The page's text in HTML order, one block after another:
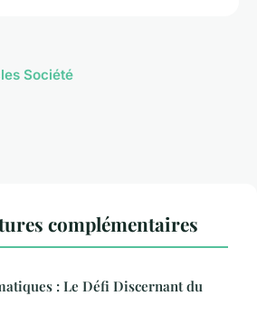
Société
complémentaires
: Le Défi Discernant du